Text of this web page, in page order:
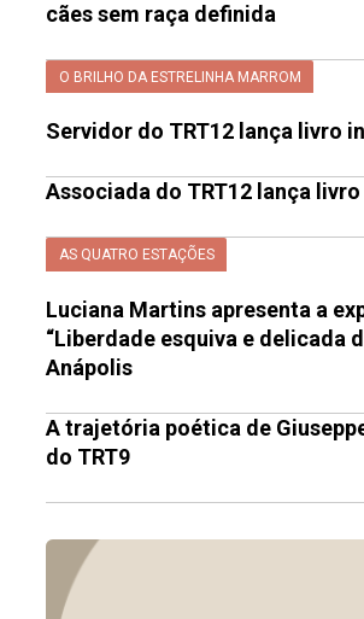
cães sem raça definida
O BRILHO DA ESTRELINHA MARROM
Servidor do TRT12 lança livro
Associada do TRT12 lança
AS QUATRO ESTAÇÕES
Luciana Martins apresenta a
“Liberdade esquiva e delicada
Anápolis
A trajetória poética de
do TRT9